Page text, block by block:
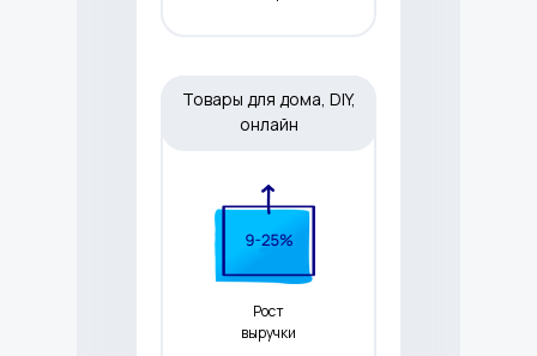
Рост
выручки
Товары для дома, DIY,
онлайн